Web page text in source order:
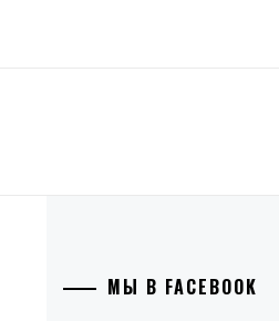
МЫ В FACEBOOK